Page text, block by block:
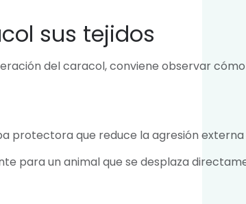
sus tejidos
del caracol, conviene observar
protectora que reduce la agresión externa
para un animal que se desplaza